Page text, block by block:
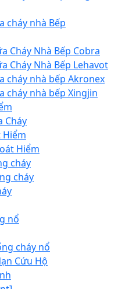
cháy nhà Bếp
Cháy Nhà Bếp Cobra
Cháy Nhà Bếp Lehavot
cháy nhà bếp Akronex
cháy nhà bếp Xingjin
Cháy
Hiểm
Hiểm
cháy
cháy
nổ
cháy nổ
Cứu Hộ